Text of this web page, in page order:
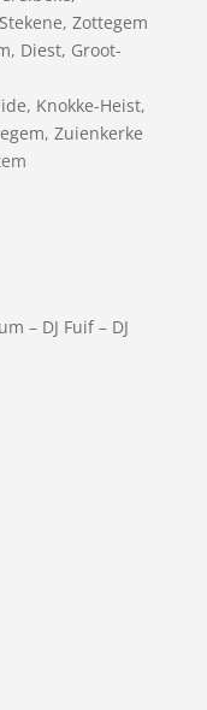
Stekene, Zottegem
, Diest, Groot-
, Knokke-Heist,
, Zuienkerke
– DJ Fuif– DJ